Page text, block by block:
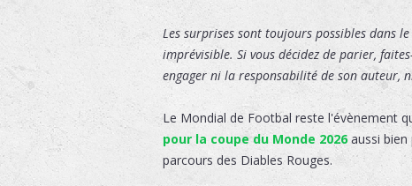
Les surprises sont toujours possibles dans
imprévisible. Si vous décidez de parier,
engager ni la responsabilité de son auteur,
Le Mondial de Footbal reste l'évènement
pour la coupe du Monde 2026aussi bien
parcours des Diables Rouges.